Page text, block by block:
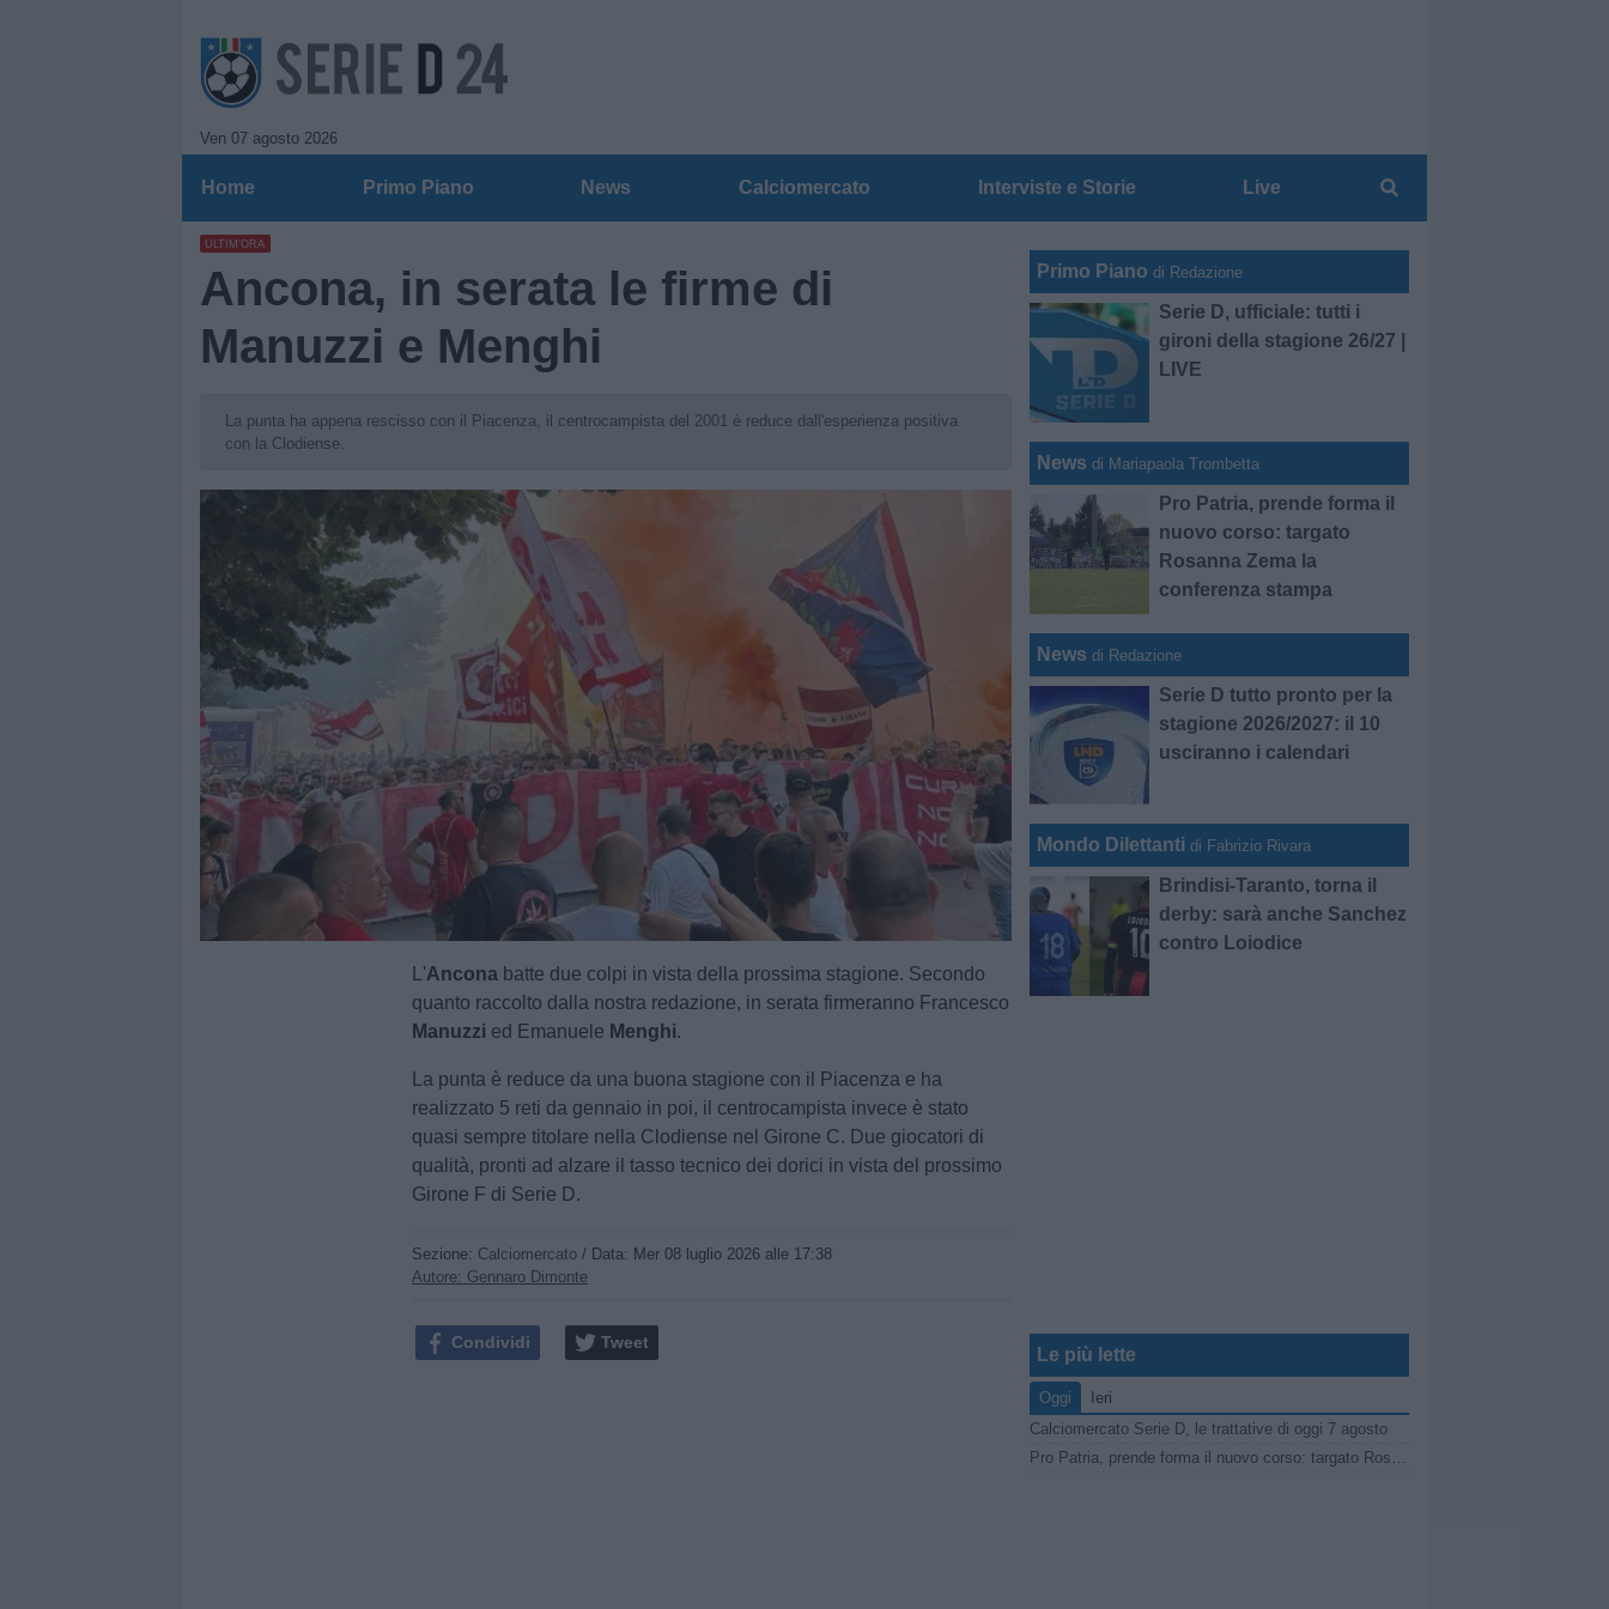
Ven 07 agosto 2026
Home Primo Piano News Calciomercato Interviste e Storie Live
ULTIM'ORA
Ancona, in serata le firme di
Manuzzi e Menghi
La punta ha appena rescisso con il Piacenza, il centrocampista del 2001 è reduce dall'esperienza positiva
con la Clodiense.
L'Ancona batte due colpi in vista della prossima stagione. Secondo
quanto raccolto dalla nostra redazione, in serata firmeranno Francesco
Manuzzi ed Emanuele Menghi.
La punta è reduce da una buona stagione con il Piacenza e ha
realizzato 5 reti da gennaio in poi, il centrocampista invece è stato
quasi sempre titolare nella Clodiense nel Girone C. Due giocatori di
qualità, pronti ad alzare il tasso tecnico dei dorici in vista del prossimo
Girone F di Serie D.
Sezione: Calciomercato / Data: Mer 08 luglio 2026 alle 17:38
Autore: Gennaro Dimonte
Condividi Tweet
Primo Piano di Redazione
Serie D, ufficiale: tutti i
gironi della stagione 26/27 |
LIVE
News di Mariapaola Trombetta
Pro Patria, prende forma il
nuovo corso: targato
Rosanna Zema la
conferenza stampa
News di Redazione
Serie D tutto pronto per la
stagione 2026/2027: il 10
usciranno i calendari
Mondo Dilettanti di Fabrizio Rivara
Brindisi-Taranto, torna il
derby: sarà anche Sanchez
contro Loiodice
Le più lette
Oggi
Ieri
Calciomercato Serie D, le trattative di oggi 7 agosto
Pro Patria, prende forma il nuovo corso: targato Rosanna Zema la conferenza stampa